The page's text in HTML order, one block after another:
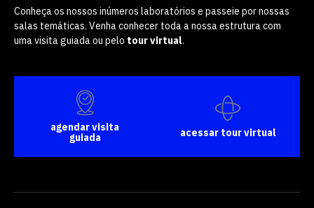
Conheça os nossos inúmeros laboratórios e passeie por nossas
salas temáticas. Venha conhecer toda a nossa estrutura com
uma visita guiada ou pelo tour virtual.
agendar visita
guiada
acessar tour virtual